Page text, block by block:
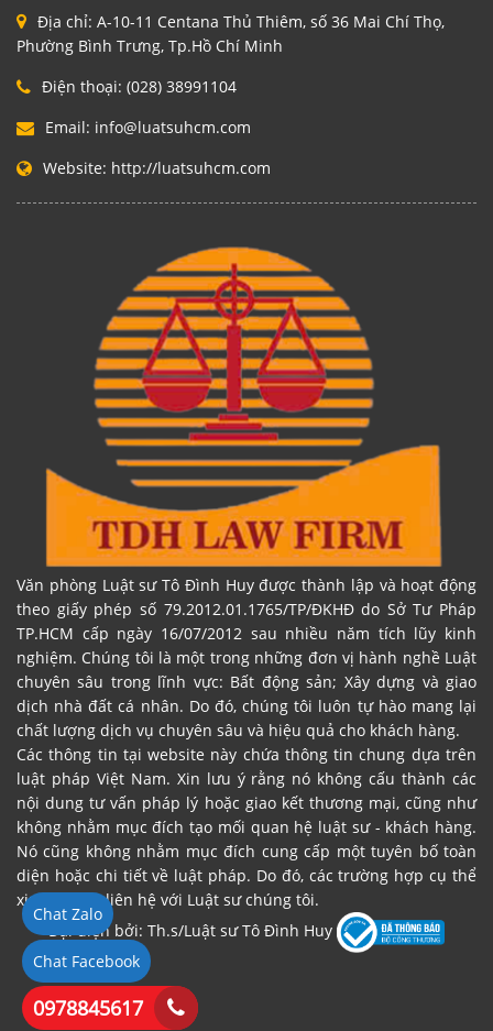
Địa chỉ: A-10-11 Centana Thủ Thiêm, số 36 Mai Chí Thọ,
Phường Bình Trưng, Tp.Hồ Chí Minh
Điện thoại: (028) 38991104
Email: info@luatsuhcm.com
Website: http://luatsuhcm.com
Văn phòng Luật sư Tô Đình Huy được thành lập và hoạt động
theo giấy phép số 79.2012.01.1765/TP/ĐKHĐ do Sở Tư Pháp
TP.HCM cấp ngày 16/07/2012 sau nhiều năm tích lũy kinh
nghiệm. Chúng tôi là một trong những đơn vị hành nghề Luật
chuyên sâu trong lĩnh vực: Bất động sản; Xây dựng và giao
dịch nhà đất cá nhân. Do đó, chúng tôi luôn tự hào mang lại
chất lượng dịch vụ chuyên sâu và hiệu quả cho khách hàng.
Các thông tin tại website này chứa thông tin chung dựa trên
luật pháp Việt Nam. Xin lưu ý rằng nó không cấu thành các
nội dung tư vấn pháp lý hoặc giao kết thương mại, cũng như
không nhằm mục đích tạo mối quan hệ luật sư - khách hàng.
Nó cũng không nhằm mục đích cung cấp một tuyên bố toàn
diện hoặc chi tiết về luật pháp. Do đó, các trường hợp cụ thể
xin vui lòng liên hệ với Luật sư chúng tôi.
Đại diện bởi: Th.s/Luật sư Tô Đình Huy
Chat Facebook
Chat Zalo
0978845617